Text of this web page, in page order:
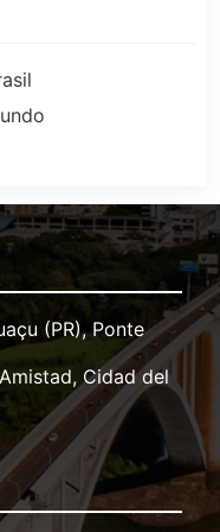
(PR), Ponte
Cidad del